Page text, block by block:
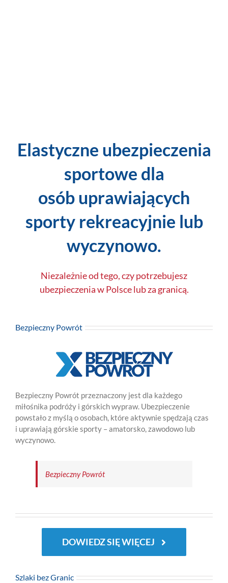
Elastyczne ubezpieczenia
sportowe dla
osób uprawiających
sporty rekreacyjnie lub
wyczynowo.
Niezależnie od tego, czy potrzebujesz
ubezpieczenia w Polsce lub za granicą.
Bezpieczny Powrót
Bezpieczny Powrót przeznaczony jest dla każdego
miłośnika podróży i górskich wypraw. Ubezpieczenie
powstało z myślą o osobach, które aktywnie spędzają czas
i uprawiają górskie sporty – amatorsko, zawodowo lub
wyczynowo.
Bezpieczny Powrót
DOWIEDZ SIĘ WIĘCEJ
Szlaki bez Granic